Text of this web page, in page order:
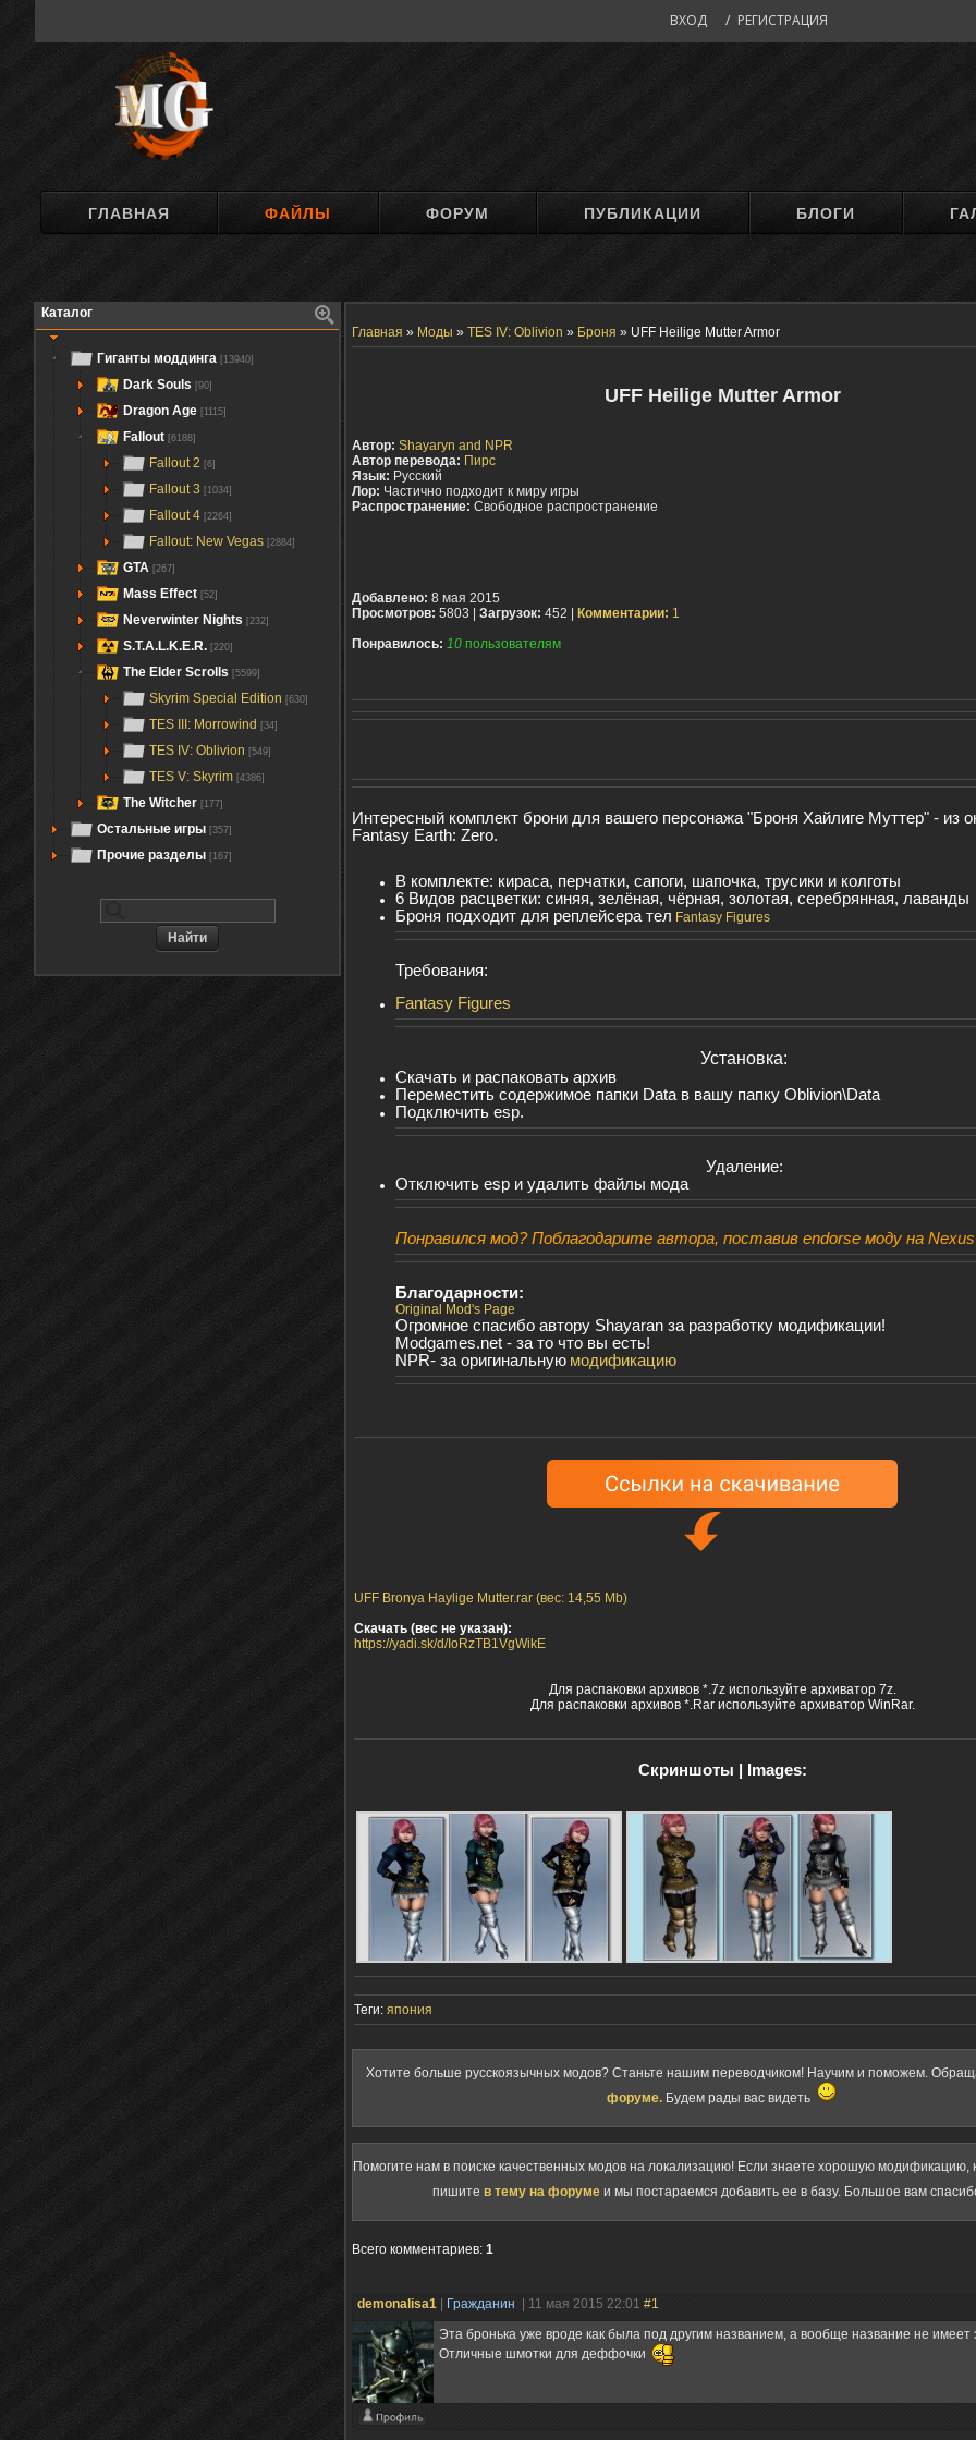
ВХОД / РЕГИСТРАЦИЯ
ГЛАВНАЯ ФАЙЛЫ ФОРУМ ПУБЛИКАЦИИ БЛОГИ
Каталог
Гиганты моддинга [13940]
Dark Souls [90]
Dragon Age [1115]
Fallout [6188]
Fallout 2 [6]
Fallout 3 [1034]
Fallout 4 [2264]
Fallout: New Vegas [2884]
GTA [267]
Mass Effect [52]
Neverwinter Nights [232]
S.T.A.L.K.E.R. [220]
The Elder Scrolls [5599]
Skyrim Special Edition [630]
TES III: Morrowind [34]
TES IV: Oblivion [549]
TES V: Skyrim [4386]
The Witcher [177]
Остальные игры [357]
Прочие разделы [167]
Главная » Моды » TES IV: Oblivion » Броня » UFF Heilige Mutter Armor
UFF Heilige Mutter Armor
Автор: Shayaryn and NPR
Автор перевода: Пирс
Язык: Русский
Лор: Частично подходит к миру игры
Распространение: Свободное распространение
Добавлено: 8 мая 2015
Просмотров: 5803 | Загрузок: 452 | Комментарии: 1
Понравилось: 10 пользователям
Интересный комплект брони для вашего персонажа "Броня Хайлиге Муттер" - из
Fantasy Earth: Zero.
В комплекте: кираса, перчатки, сапоги, шапочка, трусики и колготы
6 Видов расцветки: синяя, зелёная, чёрная, золотая, серебрянная, лаванды
Броня подходит для реплейсера тел Fantasy Figures
Требования:
Fantasy Figures
Установка:
Скачать и распаковать архив
Переместить содержимое папки Data в вашу папку Oblivion\Data
Подключить esp.
Удаление:
Отключить esp и удалить файлы мода
Понравился мод? Поблагодарите автора, поставив endorse моду на
Благодарности:
Original Mod's Page
Огромное спасибо автору Shayaran за разработку модификации!
Modgames.net - за то что вы есть!
NPR- за оригинальную модификацию
UFF Bronya Haylige Mutter.rar (вес: 14,55 Mb)
Скачать (вес не указан):
https://yadi.sk/d/IoRzTB1VgWikE
Для распаковки архивов *.7z используйте архиватор 7z.
Для распаковки архивов *.Rar используйте архиватор WinRar.
Скриншоты | Images:
Теги: япония
Хотите больше русскоязычных модов? Станьте нашим переводчиком! Научим и поможем.
форуме. Будем рады вас видеть
Помогите нам в поиске качественных модов на локализацию! Если знаете хорошую модификацию,
пишите в тему на форуме и мы постараемся добавить ее в базу. Большое вам
Всего комментариев: 1
demonalisa1 Гражданин | 11 мая 2015 22:01 #1
Эта бронька уже вроде как была под другим названием, а вообще название не имеет
Отличные шмотки для деффочки